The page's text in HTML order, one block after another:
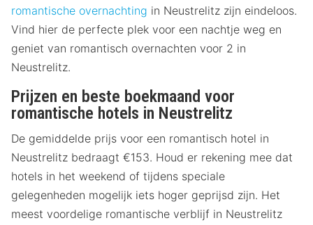
romantische overnachting in Neustrelitz zijn eindeloos.
Vind hier de perfecte plek voor een nachtje weg en
geniet van romantisch overnachten voor 2 in
Neustrelitz.
Prijzen en beste boekmaand voor
romantische hotels in Neustrelitz
De gemiddelde prijs voor een romantisch hotel in
Neustrelitz bedraagt €153. Houd er rekening mee dat
hotels in het weekend of tijdens speciale
gelegenheden mogelijk iets hoger geprijsd zijn. Het
meest voordelige romantische verblijf in Neustrelitz